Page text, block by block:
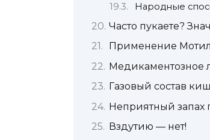
Народные
Часто пукаете?
Применение
Медикаментозное
Газовый состав
Неприятный запах
Вздутию — нет!